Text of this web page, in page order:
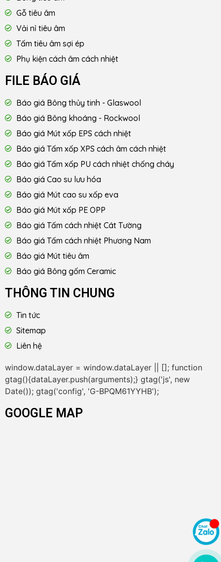
Gỗ tiêu âm
Vải nỉ tiêu âm
Tấm tiêu âm sợi ép
Phụ kiện cách âm cách nhiệt
FILE BÁO GIÁ
Báo giá Bông thủy tinh - Glaswool
Báo giá Bông khoáng - Rockwool
Báo giá Mút xốp EPS cách nhiệt
Báo giá Tấm xốp XPS cách âm cách nhiệt
Báo giá Tấm xốp PU cách nhiệt chống cháy
Báo giá Cao su lưu hóa
Báo giá Mút cao su xốp eva
Báo giá Mút xốp PE OPP
Báo giá Tấm cách nhiệt Cát Tường
Báo giá Tấm cách nhiệt Phương Nam
Báo giá Mút tiêu âm
Báo giá Bông gốm Ceramic
THÔNG TIN CHUNG
Tin tức
Sitemap
Liên hệ
window.dataLayer = window.dataLayer || []; function
gtag(){dataLayer.push(arguments);} gtag('js', new
Date()); gtag('config', 'G-BPQM61YYHB');
GOOGLE MAP